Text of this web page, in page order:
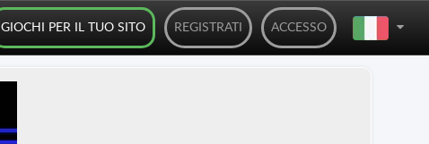
ACCESSO
REGISTRATI
GIOCHI PER IL TUO SITO